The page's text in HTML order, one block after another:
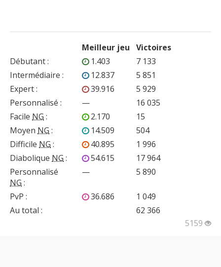
Meilleur jeu
Victoires
Débutant: 1.403
7 133
Intermédiaire : 12.837
5 851
Expert: 39.916
5 929
Personnalisé : —
16 035
Facile NG : 2.170
15
Moyen NG : 14.509
504
Difficile NG : 40.895
1 996
Diabolique NG : 54.615
17 964
Personnalisé
NG :
— 5 890
PvP : 36.686
1 049
Au total :
62 366
5159